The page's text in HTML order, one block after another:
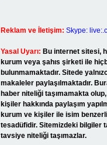
Reklam ve İletişim: Skype:
Yasal Uyarı: Bu internet sitesi,
kurum veya şahıs şirketi ile
bulunmamaktadır. Sitede
makaleler paylaşılmaktadır.
haber niteliği taşımamakta
kişiler hakkında paylaşım
kurum ve kişiler ile isim
tesadüfidir. Sitemizdeki bilgiler
tavsiye niteliği taşımazlar.